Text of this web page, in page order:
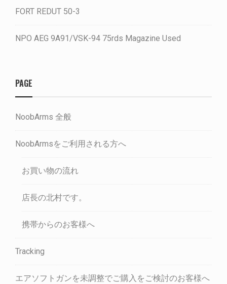
FORT REDUT 50-3
NPO AEG 9A91/VSK-94 75rds Magazine Used
PAGE
NoobArms 全般
NoobArmsをご利用される方へ
お買い物の流れ
店長の北村です。
携帯からのお客様へ
Tracking
エアソフトガンを未調整でご購入をご検討のお客様へ